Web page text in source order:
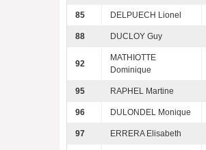
85 DELPUECH Lionel
88 DUCLOY Guy
92
MATHIOTTE
Dominique
95 RAPHEL Martine
96 DULONDEL Monique
97 ERRERA Elisabeth